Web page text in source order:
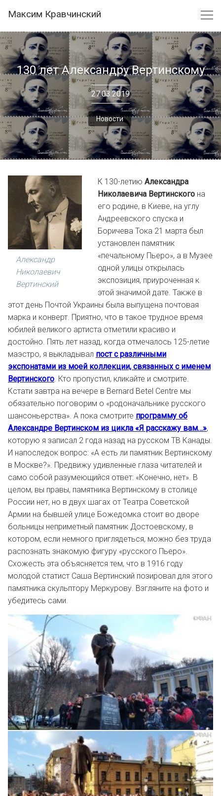
content
Максим Кравчинский
130 лет Александру Вертинскому
27.03.2019
Новости
Александр
Николаевич
Вертинский
К 130-летию Александра
Николаевича Вертинского на
его родине, в Киеве, на углу
Андреевского спуска и
Боричева Тока 21 марта был
установлен памятник
«печальному Пьеро», а в Музее
одной улицы открылась
экспозиция, приуроченная к
этой значимой дате. Также в
этот день Почтой Украины была выпущена почтовая
марка и конверт. Приятно, что в такое трудное время
юбилей великого артиста отметили красиво и
достойно. Пять лет назад, когда отмечалось 125-летие
маэстро, я выкладывал пост с различными
экспонатами из моей коллекции, связанных с именем
Вертинского. Кто пропустил, кликайте и смотрите.
Кстати завтра на вечере в Bernard Betel Centre мы
обязательно поговорим о «родоначальнике русского
шансоньерства». А пока смотрите программу об
Александре Вертинском из цикла «Я расскажу вам…»,
которую я записал 2 года назад на русском ТВ Канады.
И напоследок вопрос: «А есть ли памятник Вертинскому
в Москве?». Предвижу удивленные глаза читателей и
само собой разумеющийся ответ: «Конечно, нет». В
целом, вы правы, памятника Вертинскому в столице
России нет, но в двух шагах от Театра Советской
Армии на бывшей улице Божедомка стоит во дворе
больницы неприметный памятник Достоевскому, в
котором, если немного приглядеться, можно без труда
распознать знакомую фигуру «русского Пьеро».
Схожесть эта объясняется тем, что в 1916 году
молодой статист Саша Вертинский позировал для этого
памятника скульптору Меркурову. Взгляните на фото и
убедитесь сами.